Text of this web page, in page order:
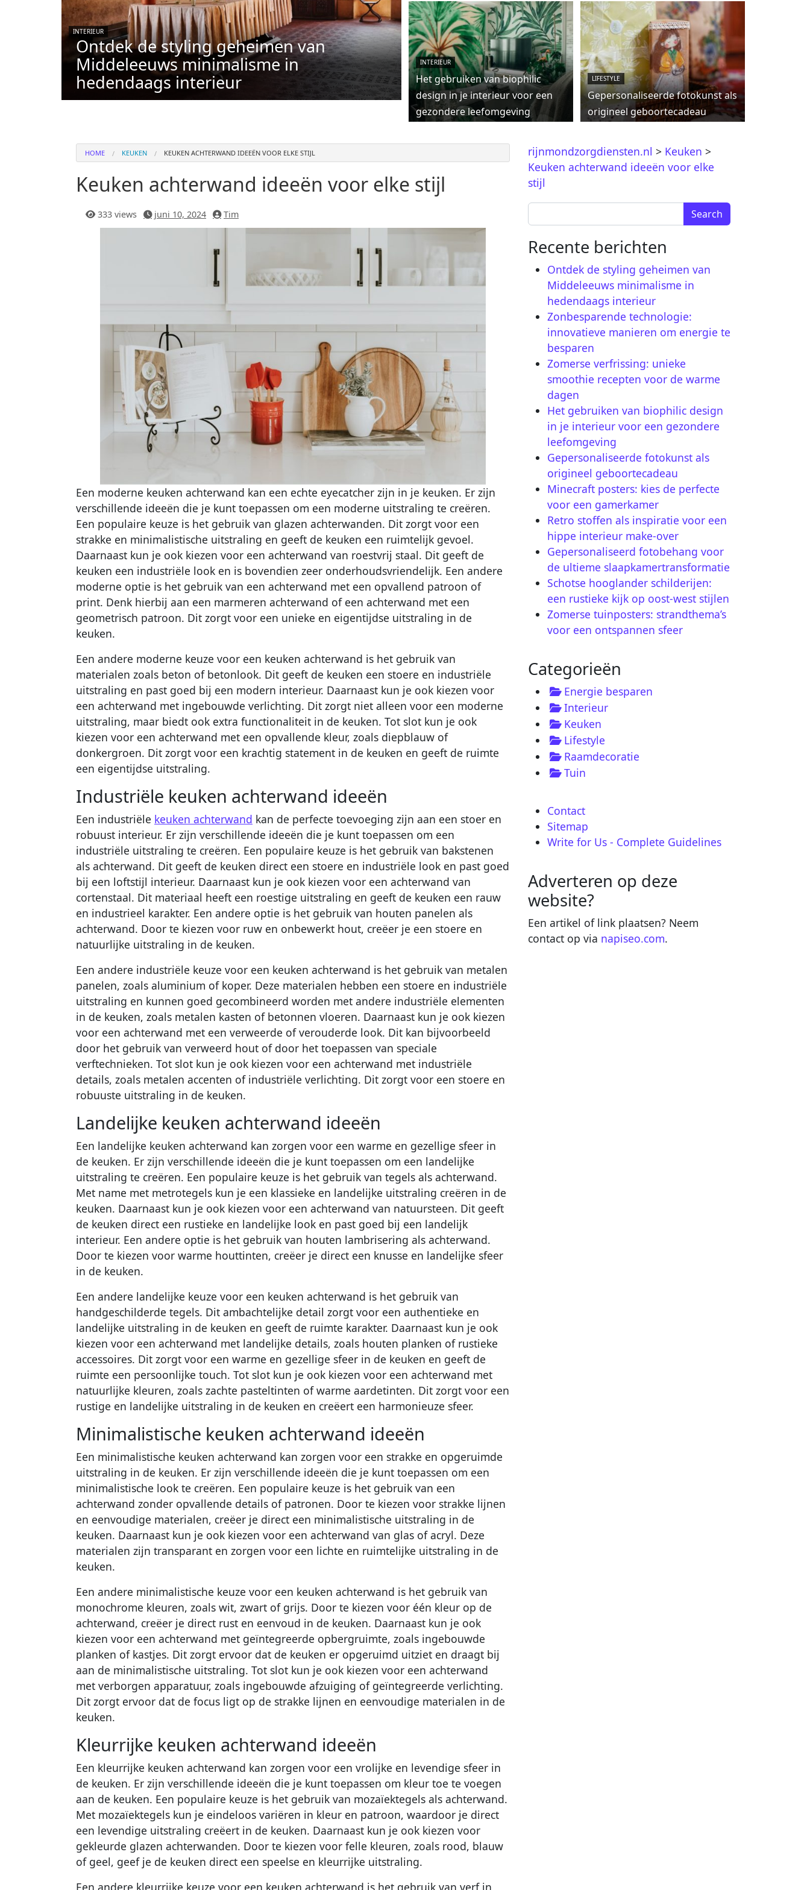
INTERIEUR
Ontdek de styling geheimen van
Middeleeuws minimalisme in
hedendaags interieur
INTERIEUR
Het gebruiken van biophilic
design in je interieur voor een
gezondere leefomgeving
LIFESTYLE
Gepersonaliseerde fotokunst als
origineel geboortecadeau
HOME KEUKEN KEUKEN ACHTERWAND IDEEËN VOOR ELKE STIJL
Keuken achterwand ideeën voor elke stijl
333 views juni 10, 2024 Tim
Een moderne keuken achterwand kan een echte eyecatcher zijn in je keuken. Er zijn
verschillende ideeën die je kunt toepassen om een moderne uitstraling te creëren.
Een populaire keuze is het gebruik van glazen achterwanden. Dit zorgt voor een
strakke en minimalistische uitstraling en geeft de keuken een ruimtelijk gevoel.
Daarnaast kun je ook kiezen voor een achterwand van roestvrij staal. Dit geeft de
keuken een industriële look en is bovendien zeer onderhoudsvriendelijk. Een andere
moderne optie is het gebruik van een achterwand met een opvallend patroon of
print. Denk hierbij aan een marmeren achterwand of een achterwand met een
geometrisch patroon. Dit zorgt voor een unieke en eigentijdse uitstraling in de
keuken.
Een andere moderne keuze voor een keuken achterwand is het gebruik van
materialen zoals beton of betonlook. Dit geeft de keuken een stoere en industriële
uitstraling en past goed bij een modern interieur. Daarnaast kun je ook kiezen voor
een achterwand met ingebouwde verlichting. Dit zorgt niet alleen voor een moderne
uitstraling, maar biedt ook extra functionaliteit in de keuken. Tot slot kun je ook
kiezen voor een achterwand met een opvallende kleur, zoals diepblauw of
donkergroen. Dit zorgt voor een krachtig statement in de keuken en geeft de ruimte
een eigentijdse uitstraling.
Industriële keuken achterwand ideeën
Een industriële keuken achterwand kan de perfecte toevoeging zijn aan een stoer en
robuust interieur. Er zijn verschillende ideeën die je kunt toepassen om een
industriële uitstraling te creëren. Een populaire keuze is het gebruik van bakstenen
als achterwand. Dit geeft de keuken direct een stoere en industriële look en past goed
bij een loftstijl interieur. Daarnaast kun je ook kiezen voor een achterwand van
cortenstaal. Dit materiaal heeft een roestige uitstraling en geeft de keuken een rauw
en industrieel karakter. Een andere optie is het gebruik van houten panelen als
achterwand. Door te kiezen voor ruw en onbewerkt hout, creëer je een stoere en
natuurlijke uitstraling in de keuken.
Een andere industriële keuze voor een keuken achterwand is het gebruik van metalen
panelen, zoals aluminium of koper. Deze materialen hebben een stoere en industriële
uitstraling en kunnen goed gecombineerd worden met andere industriële elementen
in de keuken, zoals metalen kasten of betonnen vloeren. Daarnaast kun je ook kiezen
voor een achterwand met een verweerde of verouderde look. Dit kan bijvoorbeeld
door het gebruik van verweerd hout of door het toepassen van speciale
verftechnieken. Tot slot kun je ook kiezen voor een achterwand met industriële
details, zoals metalen accenten of industriële verlichting. Dit zorgt voor een stoere en
robuuste uitstraling in de keuken.
Landelijke keuken achterwand ideeën
Een landelijke keuken achterwand kan zorgen voor een warme en gezellige sfeer in
de keuken. Er zijn verschillende ideeën die je kunt toepassen om een landelijke
uitstraling te creëren. Een populaire keuze is het gebruik van tegels als achterwand.
Met name met metrotegels kun je een klassieke en landelijke uitstraling creëren in de
keuken. Daarnaast kun je ook kiezen voor een achterwand van natuursteen. Dit geeft
de keuken direct een rustieke en landelijke look en past goed bij een landelijk
interieur. Een andere optie is het gebruik van houten lambrisering als achterwand.
Door te kiezen voor warme houttinten, creëer je direct een knusse en landelijke sfeer
in de keuken.
Een andere landelijke keuze voor een keuken achterwand is het gebruik van
handgeschilderde tegels. Dit ambachtelijke detail zorgt voor een authentieke en
landelijke uitstraling in de keuken en geeft de ruimte karakter. Daarnaast kun je ook
kiezen voor een achterwand met landelijke details, zoals houten planken of rustieke
accessoires. Dit zorgt voor een warme en gezellige sfeer in de keuken en geeft de
ruimte een persoonlijke touch. Tot slot kun je ook kiezen voor een achterwand met
natuurlijke kleuren, zoals zachte pasteltinten of warme aardetinten. Dit zorgt voor een
rustige en landelijke uitstraling in de keuken en creëert een harmonieuze sfeer.
Minimalistische keuken achterwand ideeën
Een minimalistische keuken achterwand kan zorgen voor een strakke en opgeruimde
uitstraling in de keuken. Er zijn verschillende ideeën die je kunt toepassen om een
minimalistische look te creëren. Een populaire keuze is het gebruik van een
achterwand zonder opvallende details of patronen. Door te kiezen voor strakke lijnen
en eenvoudige materialen, creëer je direct een minimalistische uitstraling in de
keuken. Daarnaast kun je ook kiezen voor een achterwand van glas of acryl. Deze
materialen zijn transparant en zorgen voor een lichte en ruimtelijke uitstraling in de
keuken.
Een andere minimalistische keuze voor een keuken achterwand is het gebruik van
monochrome kleuren, zoals wit, zwart of grijs. Door te kiezen voor één kleur op de
achterwand, creëer je direct rust en eenvoud in de keuken. Daarnaast kun je ook
kiezen voor een achterwand met geïntegreerde opbergruimte, zoals ingebouwde
planken of kastjes. Dit zorgt ervoor dat de keuken er opgeruimd uitziet en draagt bij
aan de minimalistische uitstraling. Tot slot kun je ook kiezen voor een achterwand
met verborgen apparatuur, zoals ingebouwde afzuiging of geïntegreerde verlichting.
Dit zorgt ervoor dat de focus ligt op de strakke lijnen en eenvoudige materialen in de
keuken.
Kleurrijke keuken achterwand ideeën
Een kleurrijke keuken achterwand kan zorgen voor een vrolijke en levendige sfeer in
de keuken. Er zijn verschillende ideeën die je kunt toepassen om kleur toe te voegen
aan de keuken. Een populaire keuze is het gebruik van mozaïektegels als achterwand.
Met mozaïektegels kun je eindeloos variëren in kleur en patroon, waardoor je direct
een levendige uitstraling creëert in de keuken. Daarnaast kun je ook kiezen voor
gekleurde glazen achterwanden. Door te kiezen voor felle kleuren, zoals rood, blauw
of geel, geef je de keuken direct een speelse en kleurrijke uitstraling.
rijnmondzorgdiensten.nl > Keuken >
Keuken achterwand ideeën voor elke
stijl
Search for:
Recente berichten
Ontdek de styling geheimen van
Middeleeuws minimalisme in
hedendaags interieur
Zonbesparende technologie:
innovatieve manieren om energie te
besparen
Zomerse verfrissing: unieke
smoothie recepten voor de warme
dagen
Het gebruiken van biophilic design
in je interieur voor een gezondere
leefomgeving
Gepersonaliseerde fotokunst als
origineel geboortecadeau
Minecraft posters: kies de perfecte
voor een gamerkamer
Retro stoffen als inspiratie voor een
hippe interieur make-over
Gepersonaliseerd fotobehang voor
de ultieme slaapkamertransformatie
Schotse hooglander schilderijen:
een rustieke kijk op oost-west stijlen
Zomerse tuinposters: strandthema’s
voor een ontspannen sfeer
Categorieën
Energie besparen
Interieur
Keuken
Lifestyle
Raamdecoratie
Tuin
Contact
Sitemap
Write for Us - Complete Guidelines
Adverteren op deze
website?
Een artikel of link plaatsen? Neem
contact op via napiseo.com.